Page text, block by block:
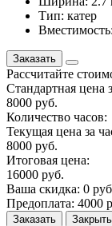
Тип: катер
Заказать
Рассчитайте
Стандартная цена
8000 руб.
Количество часов:
Текущая цена за
8000 руб.
Итоговая цена:
16000 руб.
Ваша скидка: 0
Предоплата: 4000
Заказать Закрыть